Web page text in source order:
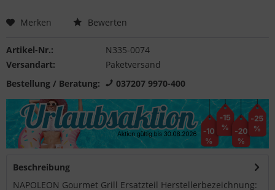
Merken Bewerten
Artikel-Nr.:
N335-0074
Versandart:
Paketversand
Bestellung / Beratung:
037207 9970-400
Beschreibung
NAPOLEON Gourmet Grill Ersatzteil Herstellerbezeichnung: